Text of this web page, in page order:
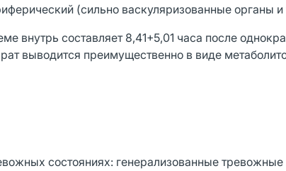
(сильно васкуляризованные органы и
внутрь составляет 8,41+5,01 часа после
выводится преимущественно в виде
состояниях: генерализованные тревожные